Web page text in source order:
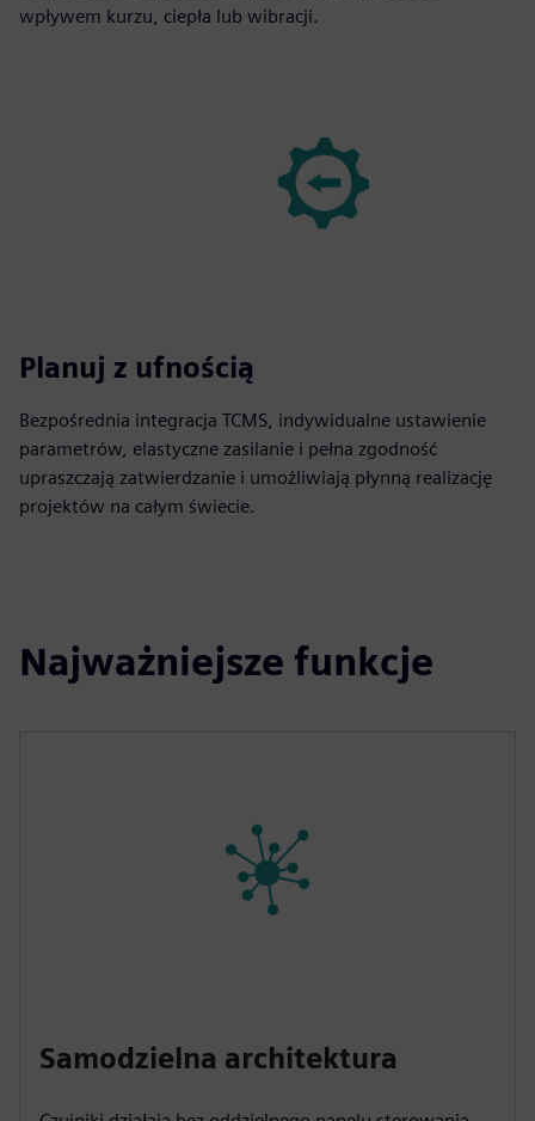
wpływem kurzu, ciepła lub wibracji.
Planuj z ufnością
Bezpośrednia integracja TCMS, indywidualne ustawienie
parametrów, elastyczne zasilanie i pełna zgodność
upraszczają zatwierdzanie i umożliwiają płynną realizację
projektów na całym świecie.
Najważniejsze funkcje
Samodzielna architektura